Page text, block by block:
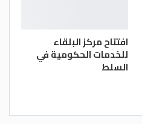
افتتاح مركز البلقاء
للخدمات الحكومية في
السلط